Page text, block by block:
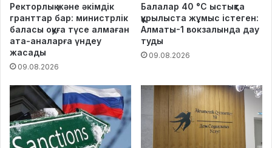
Ректорлық және әкімдік
гранттар бар: министрлік
баласы оқуға түсе алмаған
ата-аналарға үндеу
жасады
09.08.2026
Балалар 40 °C ыстықта
құрылыста жұмыс істеген:
Алматы-1 вокзалында дау
туды
09.08.2026